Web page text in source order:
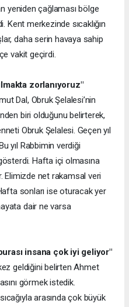
yeniden çağlaması bölge
Kent merkezinde sıcaklığın
daha serin havaya sahip
vakit geçirdi.
zorlanıyoruz"
Dal, Obruk Şelalesi’nin
biri olduğunu belirterek,
Obruk Şelalesi. Geçen yıl
yıl Rabbimin verdiği
Hafta içi olmasına
Elimizde net rakamsal veri
sonları ise oturacak yer
dair ne varsa
insana çok iyi geliyor"
geldiğini belirten Ahmet
görmek istedik.
arasında çok büyük